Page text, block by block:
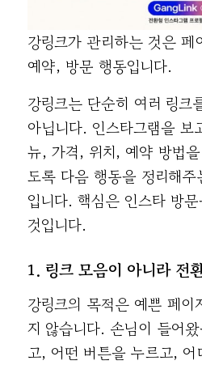
강링크가 관리하는 것은 페
예약, 방문 행동입니다.
강링크는 단순히 여러 링크
아닙니다. 인스타그램을 보
뉴, 가격, 위치, 예약 방법
도록 다음 행동을 정리해주
입니다. 핵심은 인스타 방
것입니다.
1. 링크 모음이 아니라 전
강링크의 목적은 예쁜 페
지 않습니다. 손님이 들어
고, 어떤 버튼을 누르고, 어